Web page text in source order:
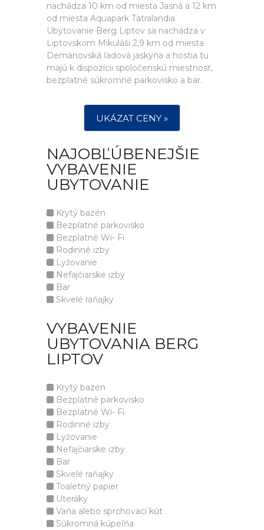
nachádza 10 km od miesta Jasná a 12 km
od miesta Aquapark Tatralandia.
Ubytovanie Berg Liptov sa nachádza v
Liptovskom Mikuláši 2,9 km od miesta
Demänovská ľadová jaskyňa a hostia tu
majú k dispozícii spoločenskú miestnosť,
bezplatné súkromné parkovisko a bar.
UKÁZAT CENY »
NAJOBĽÚBENEJŠIE
VYBAVENIE
UBYTOVANIE
Krytý bazén
Bezplatné parkovisko
Bezplatné Wi- Fi
Rodinné izby
Lyžovanie
Nefajčiarske izby
Bar
Skvelé raňajky
VYBAVENIE
UBYTOVANIA BERG
LIPTOV
Krytý bazén
Bezplatné parkovisko
Bezplatné Wi- Fi
Rodinné izby
Lyžovanie
Nefajčiarske izby
Bar
Skvelé raňajky
Toaletný papier
Uteráky
Vaňa alebo sprchovací kút
Súkromná kúpeľňa